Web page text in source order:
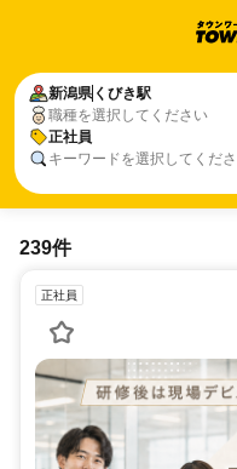
新潟県 くびき駅
職種を選択してください
正社員
キーワードを選択してくだ
239件
正社員